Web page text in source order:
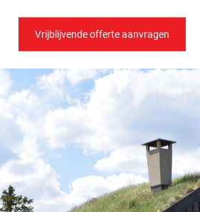
Vrijblijvende offerte aanvragen